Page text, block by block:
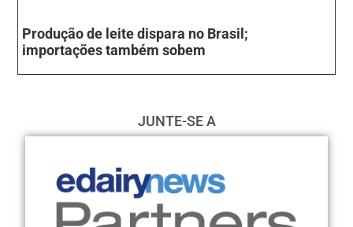
Produção de leite dispara no Brasil;
importações também sobem
JUNTE-SE A